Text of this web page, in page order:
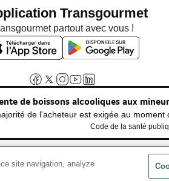
Transgourmet
partout avec vous !
de boissons alcooliques aux
de l'acheteur est exigée au moment
Code de la santé
© Tous droits réservés
site navigation, analyze